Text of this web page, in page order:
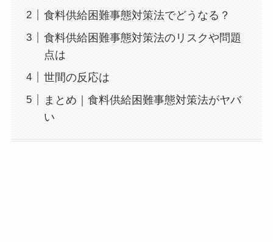
食料供給困難事態対策法でどうなる？
食料供給困難事態対策法のリスクや問題
点は
世間の反応は
まとめ｜食料供給困難事態対策法がヤバ
い